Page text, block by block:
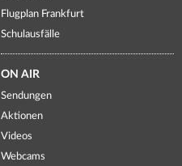
Flugplan Frankfurt
Schulausfälle
ON AIR
Sendungen
Aktionen
Videos
Webcams